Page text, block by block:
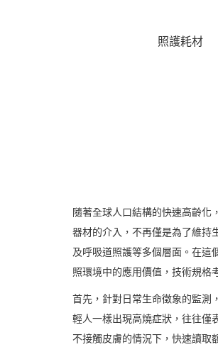
照護耗材
隨著全球人口結構的快速高齡化
器材的介入，不再僅是為了維持
及呼吸道照護等多個層面。在這
照環境中的應用價值，技術規格
首先，針對日常生命徵象的監測
輕人一樣出現高燒症狀，往往僅
不接觸皮膚的情況下，快速讀取